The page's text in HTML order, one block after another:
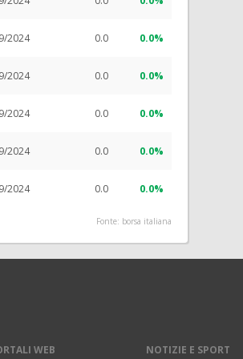
2024 0.0 0.0%
2024 0.0 0.0%
2024 0.0 0.0%
2024 0.0 0.0%
2024 0.0 0.0%
Fonte: borsa italiana
WEB NOTIZIE E SPORT